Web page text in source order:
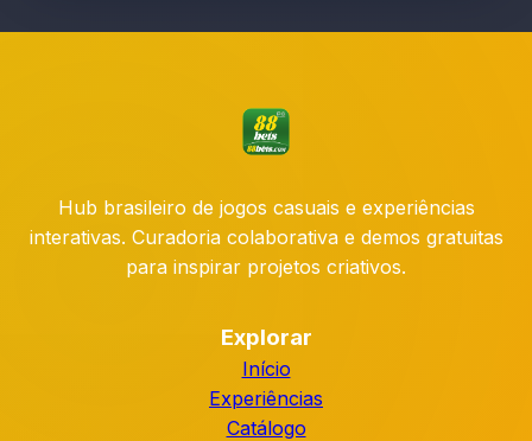
Hub brasileiro de jogos casuais e experiências
interativas. Curadoria colaborativa e demos gratuitas
para inspirar projetos criativos.
Explorar
Início
Experiências
Catálogo